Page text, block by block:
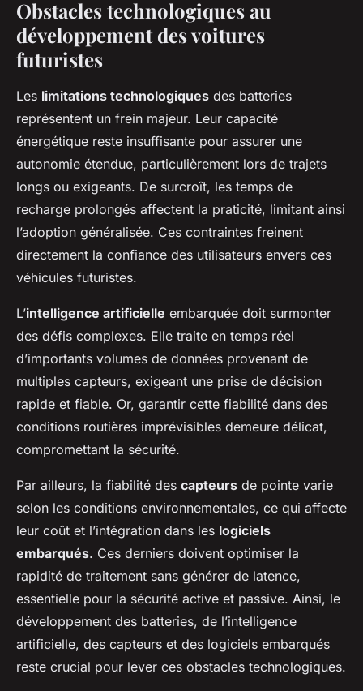
Obstacles technologiques au
développement des voitures
futuristes
Les limitations technologiques des batteries
représentent un frein majeur. Leur capacité
énergétique reste insuffisante pour assurer une
autonomie étendue, particulièrement lors de trajets
longs ou exigeants. De surcroît, les temps de
recharge prolongés affectent la praticité, limitant ainsi
l’adoption généralisée. Ces contraintes freinent
directement la confiance des utilisateurs envers ces
véhicules futuristes.
L’intelligence artificielle embarquée doit surmonter
des défis complexes. Elle traite en temps réel
d’importants volumes de données provenant de
multiples capteurs, exigeant une prise de décision
rapide et fiable. Or, garantir cette fiabilité dans des
conditions routières imprévisibles demeure délicat,
compromettant la sécurité.
Par ailleurs, la fiabilité des capteurs de pointe varie
selon les conditions environnementales, ce qui affecte
leur coût et l’intégration dans les logiciels
embarqués. Ces derniers doivent optimiser la
rapidité de traitement sans générer de latence,
essentielle pour la sécurité active et passive. Ainsi, le
développement des batteries, de l’intelligence
artificielle, des capteurs et des logiciels embarqués
reste crucial pour lever ces obstacles technologiques.